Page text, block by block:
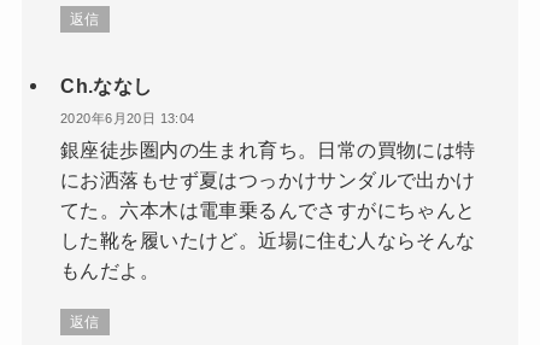
返信
Ch.ななし
2020年6月20日 13:04
銀座徒歩圏内の生まれ育ち。日常の買物には特
にお洒落もせず夏はつっかけサンダルで出かけ
てた。六本木は電車乗るんでさすがにちゃんと
した靴を履いたけど。近場に住む人ならそんな
もんだよ。
返信